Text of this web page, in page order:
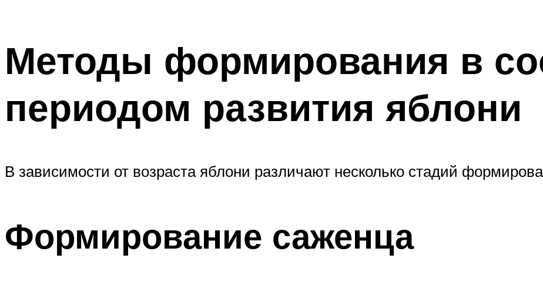
Методы формирования в
периодом развития яблони
В зависимости от возраста яблони различают несколько стадий
Формирование саженца